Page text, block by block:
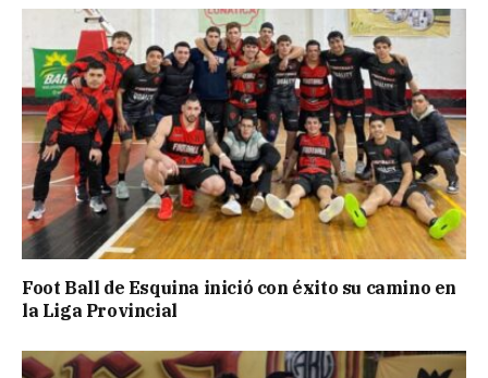
Foot Ball de Esquina inició con éxito su camino en
la Liga Provincial